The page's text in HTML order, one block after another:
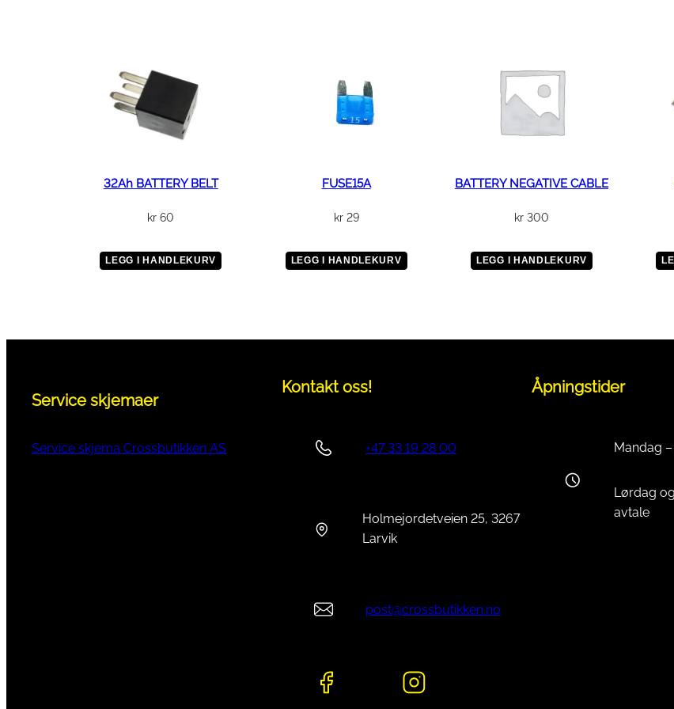
32Ah BATTERY BELT
kr 60
LEGG I HANDLEKURV
FUSE15A
kr29
LEGG I HANDLEKURV
BATTERY NEGATIVE CABLE
kr300
LEGG I HANDLEKURV
Service skjemaer
Service skjema Crossbutikken AS
Kontakt oss!
+47 33 19 28 00
Holmejordetveien 25, 3267
Larvik
post@crossbutikken.no
Åpningstider
Mandag
Lørdag
avtale